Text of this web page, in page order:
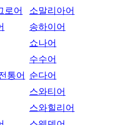
로어
통어
소말리아어
송하이어
쇼나어
수수어
순다어
스와티어
스와힐리어